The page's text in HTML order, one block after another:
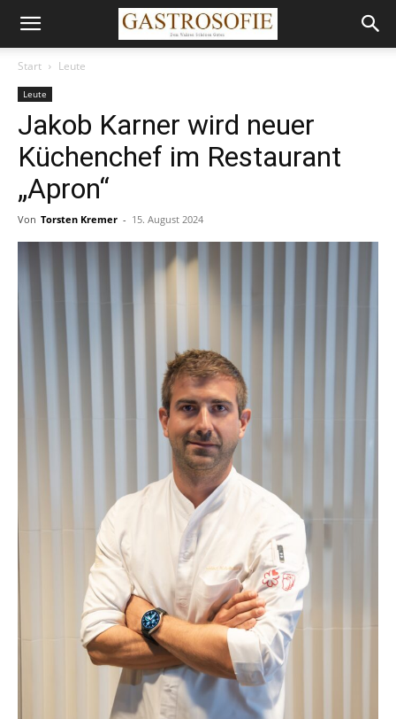
Start Leute
Leute
Jakob Karner wird neuer
Küchenchef im Restaurant
„Apron“
Von Torsten Kremer - 15. August 2024